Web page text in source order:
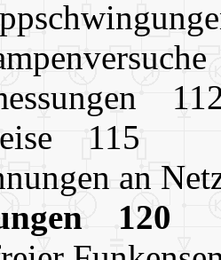
115
an
120